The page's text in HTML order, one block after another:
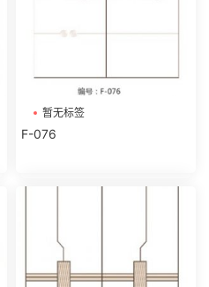
暂无标签
F-076